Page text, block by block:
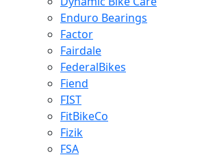
Enduro Bearings
Factor
Fairdale
FederalBikes
Fiend
FIST
FitBikeCo
Fizik
FSA